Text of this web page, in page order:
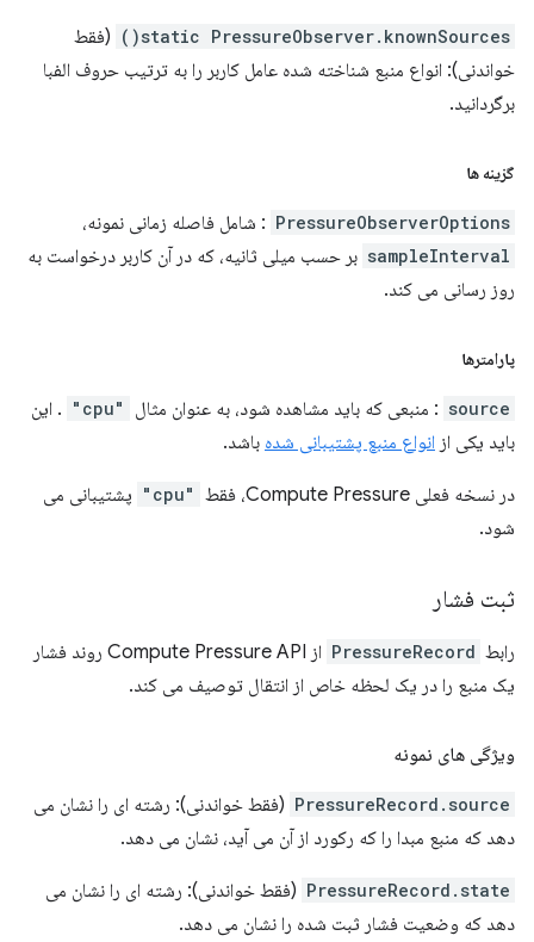
static PressureObserver.knownSources()
(فقط
خواندنی): انواع منبع شناخته شده عامل کاربر را به ترتیب حروف الفبا
برگردانید.
گزینه ها
PressureObserverOptions : شامل فاصله زمانی نمونه،
sampleInterval بر حسب میلی ثانیه، که در آن کاربر درخواست به
روز رسانی می کند.
پارامترها
source : منبعی که باید مشاهده شود، به عنوان مثال "cpu"
. این
باید یکی از انواع منبع پشتیبانی شده باشد.
در نسخه فعلی Compute Pressure، فقط "cpu"
پشتیبانی می
شود.
ثبت فشار
رابط PressureRecord
از Compute Pressure API روند فشار
یک منبع را در یک لحظه خاص از انتقال توصیف می کند.
ویژگی های نمونه
PressureRecord.source (فقط خواندنی): رشته ای را نشان می
دهد که منبع مبدا را که رکورد از آن می آید، نشان می دهد.
PressureRecord.state (فقط خواندنی): رشته ای را نشان می
دهد که وضعیت فشار ثبت شده را نشان می دهد.